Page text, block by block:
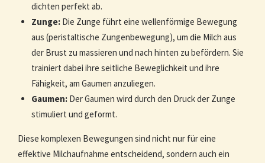
dichten perfekt ab.
Zunge:Die Zunge führt eine wellenförmige Bewegung
aus (peristaltische Zungenbewegung), um die Milch aus
der Brust zu massieren und nach hinten zu befördern. Sie
trainiert dabei ihre seitliche Beweglichkeit und ihre
Fähigkeit, am Gaumen anzuliegen.
Gaumen:Der Gaumen wird durch den Druck der Zunge
stimuliert und geformt.
Diese komplexen Bewegungen sind nicht nur für eine
effektive Milchaufnahme entscheidend, sondern auch ein